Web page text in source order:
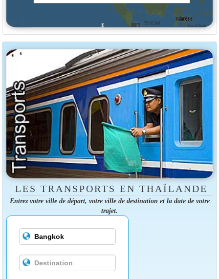
LES TRANSPORTS EN THAÏLANDE
Entrez votre ville de départ, votre ville de destination et la date de votre
trajet.